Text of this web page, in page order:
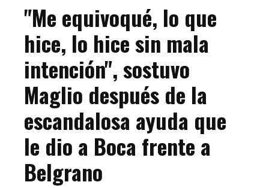
"Me equivoqué, lo que
hice, lo hice sin mala
intención", sostuvo
Maglio después de la
escandalosa ayuda que
le dio a Boca frente a
Belgrano